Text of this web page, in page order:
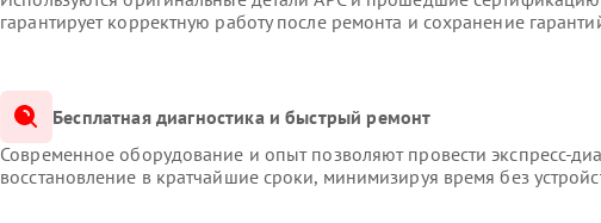
гарантирует корректную работу после ремонта и сохранение
Бесплатная диагностика и быстрый ремонт
Современное оборудование и опыт позволяют провести экспресс-
восстановление в кратчайшие сроки, минимизируя время без